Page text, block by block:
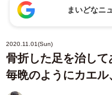
まいどなニ
2020.11.01(Sun)
骨折した足を治し
毎晩のようにカエ